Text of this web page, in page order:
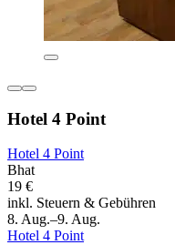
Hotel 4 Point
Hotel 4 Point
Bhat
19 €
inkl. Steuern & Gebühren
8. Aug.–9. Aug.
Hotel 4 Point